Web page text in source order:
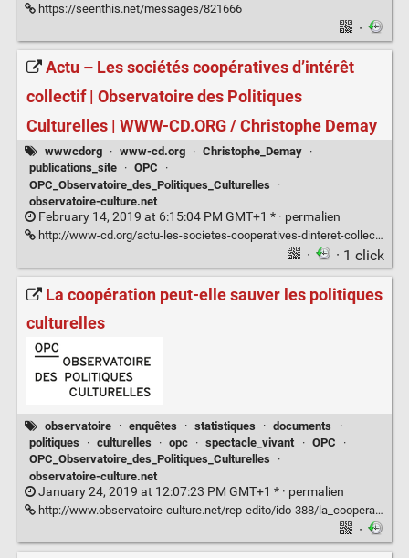
https://seenthis.net/messages/821666
·
Actu – Les sociétés coopératives d’intérêt
collectif | Observatoire des Politiques
Culturelles | WWW-CD.ORG / Christophe Demay
wwwcdorg · www-cd.org · Christophe_Demay ·
publications_site
· OPC
·
OPC_Observatoire_des_Politiques_Culturelles
·
observatoire-culture.net
February 14, 2019 at 6:15:04 PM GMT+1 * · permalien
http://www-cd.org/actu-les-societes-cooperatives-dinteret-collectif-observatoire-des-politiques-culturelles/
· · 1 click
La coopération peut-elle sauver les politiques
culturelles
observatoire · enquêtes · statistiques · documents
·
politiques
· culturelles · opc · spectacle_vivant · OPC
·
OPC_Observatoire_des_Politiques_Culturelles
·
observatoire-culture.net
January 24, 2019 at 12:07:23 PM GMT+1 * · permalien
http://www.observatoire-culture.net/rep-edito/ido-388/la_cooperation_peut_elle_sauver_les_politiques_culturelles.html
·